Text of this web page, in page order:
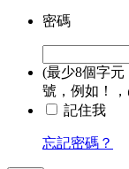
密碼
(最少8個字
號，例如！
記住我
忘記密碼？